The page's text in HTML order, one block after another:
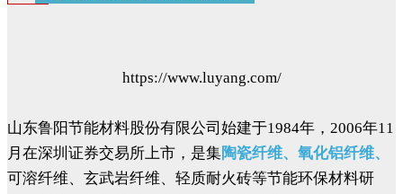
https://www.luyang.com/
山东鲁阳节能材料股份有限公司始建于1984年，2006年11
月在深圳证券交易所上市，是集陶瓷纤维、氧化铝纤维、
可溶纤维、玄武岩纤维、轻质耐火砖等节能环保材料研